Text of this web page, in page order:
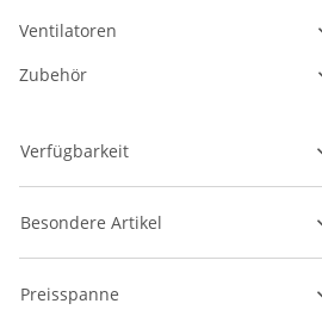
Ventilatoren
Zubehör
Verfügbarkeit
Besondere Artikel
Preisspanne